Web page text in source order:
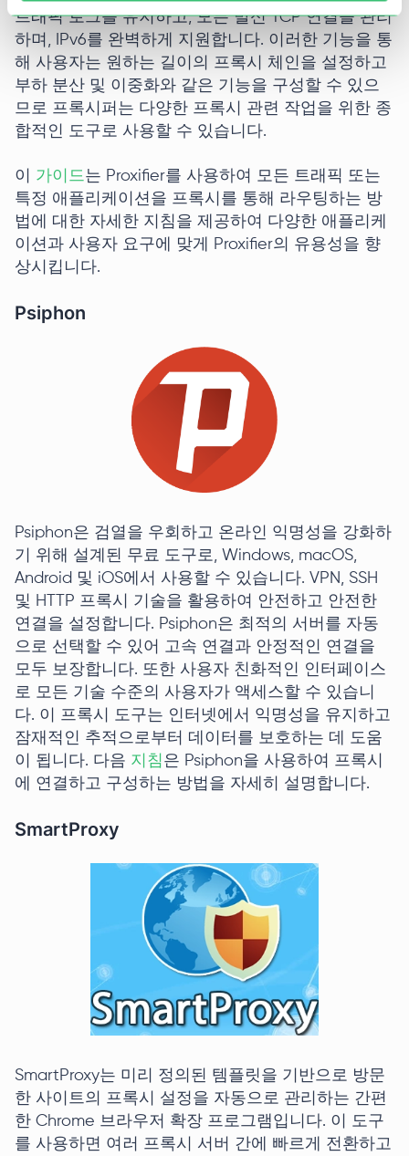
트래픽 로그를 유지하고, 모든 발신 TCP 연결을 관리
하며, IPv6를 완벽하게 지원합니다. 이러한 기능을 통
해 사용자는 원하는 길이의 프록시 체인을 설정하고
부하 분산 및 이중화와 같은 기능을 구성할 수 있으
므로 프록시퍼는 다양한 프록시 관련 작업을 위한 종
합적인 도구로 사용할 수 있습니다.
이 가이드는 Proxifier를 사용하여 모든 트래픽 또는
특정 애플리케이션을 프록시를 통해 라우팅하는 방
법에 대한 자세한 지침을 제공하여 다양한 애플리케
이션과 사용자 요구에 맞게 Proxifier의 유용성을 향
상시킵니다.
Psiphon
Psiphon은 검열을 우회하고 온라인 익명성을 강화하
기 위해 설계된 무료 도구로, Windows, macOS,
Android 및 iOS에서 사용할 수 있습니다. VPN, SSH
및 HTTP 프록시 기술을 활용하여 안전하고 안전한
연결을 설정합니다. Psiphon은 최적의 서버를 자동
으로 선택할 수 있어 고속 연결과 안정적인 연결을
모두 보장합니다. 또한 사용자 친화적인 인터페이스
로 모든 기술 수준의 사용자가 액세스할 수 있습니
다. 이 프록시 도구는 인터넷에서 익명성을 유지하고
잠재적인 추적으로부터 데이터를 보호하는 데 도움
이 됩니다. 다음 지침은 Psiphon을 사용하여 프록시
에 연결하고 구성하는 방법을 자세히 설명합니다.
SmartProxy
SmartProxy는 미리 정의된 템플릿을 기반으로 방문
한 사이트의 프록시 설정을 자동으로 관리하는 간편
한 Chrome 브라우저 확장 프로그램입니다. 이 도구
를 사용하면 여러 프록시 서버 간에 빠르게 전환하고